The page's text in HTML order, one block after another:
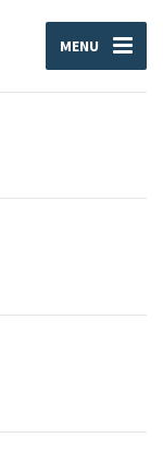
MENU